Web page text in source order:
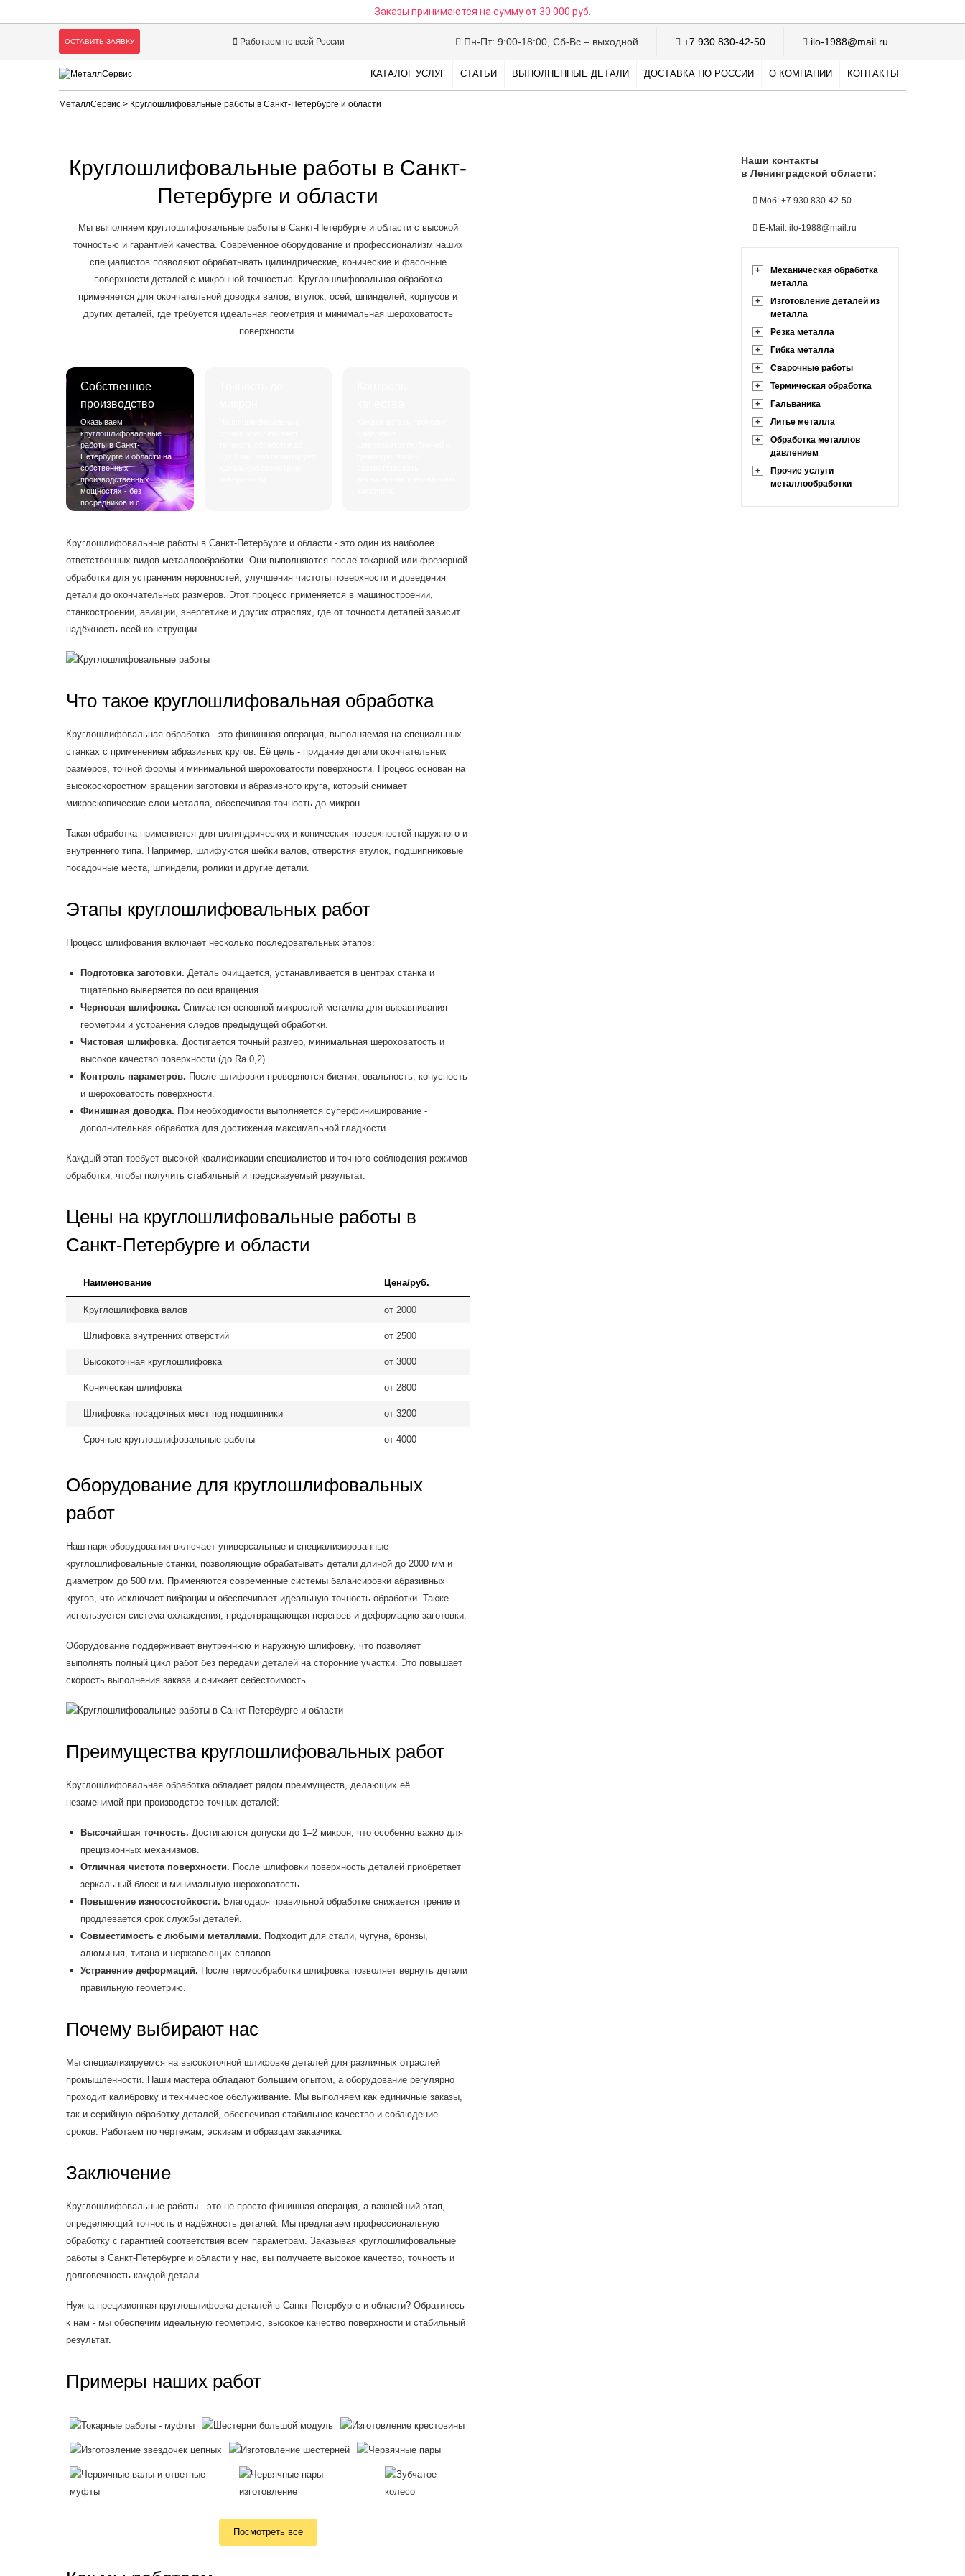
Заказы принимаются на суммуот 30 000 руб.
ОСТАВИТЬ ЗАЯВКУ Работаем по всей России Пн-Пт: 9:00-18:00, Сб-Вс – выходной +7 930 830-42-50 ilo-1988@mail.ru
КАТАЛОГ УСЛУГ СТАТЬИ ВЫПОЛНЕННЫЕ ДЕТАЛИ ДОСТАВКА ПО РОССИИ О КОМПАНИИ КОНТАКТЫ
МеталлСервис > Круглошлифовальные работы в Санкт-Петербурге и области
Круглошлифовальные работы в Санкт-
Петербурге и области
Мы выполняем круглошлифовальные работы в Санкт-Петербурге и области с высокой
точностью и гарантией качества. Современное оборудование и профессионализм наших
специалистов позволяют обрабатывать цилиндрические, конические и фасонные
поверхности деталей с микронной точностью. Круглошлифовальная обработка
применяется для окончательной доводки валов, втулок, осей, шпинделей, корпусов и
других деталей, где требуется идеальная геометрия и минимальная шероховатость
поверхности.
Собственное
производство
Оказываем
круглошлифовальные
работы в Санкт-
Петербурге и области на
собственных
производственных
мощностях - без
посредников и с
контролем качества на
Круглошлифовальные работы в Санкт-Петербурге и области - это один из наиболее
ответственных видов металлообработки. Они выполняются после токарной или фрезерной
обработки для устранения неровностей, улучшения чистоты поверхности и доведения
детали до окончательных размеров. Этот процесс применяется в машиностроении,
станкостроении, авиации, энергетике и других отраслях, где от точности деталей зависит
надёжность всей конструкции.
Что такое круглошлифовальная обработка
Круглошлифовальная обработка - это финишная операция, выполняемая на специальных
станках с применением абразивных кругов. Её цель - придание детали окончательных
размеров, точной формы и минимальной шероховатости поверхности. Процесс основан на
высокоскоростном вращении заготовки и абразивного круга, который снимает
микроскопические слои металла, обеспечивая точность до микрон.
Такая обработка применяется для цилиндрических и конических поверхностей наружного и
внутреннего типа. Например, шлифуются шейки валов, отверстия втулок, подшипниковые
посадочные места, шпиндели, ролики и другие детали.
Этапы круглошлифовальных работ
Процесс шлифования включает несколько последовательных этапов:
Подготовка заготовки. Деталь очищается, устанавливается в центрах станка и
тщательно выверяется по оси вращения.
Черновая шлифовка. Снимается основной микрослой металла для выравнивания
геометрии и устранения следов предыдущей обработки.
Чистовая шлифовка. Достигается точный размер, минимальная шероховатость и
высокое качество поверхности (до Ra 0,2).
Контроль параметров. После шлифовки проверяются биения, овальность, конусность
и шероховатость поверхности.
Финишная доводка. При необходимости выполняется суперфиниширование -
дополнительная обработка для достижения максимальной гладкости.
Каждый этап требует высокой квалификации специалистов и точного соблюдения режимов
обработки, чтобы получить стабильный и предсказуемый результат.
Цены на круглошлифовальные работы в
Санкт-Петербурге и области
Наименование Цена/руб.
Круглошлифовка валов от 2000
Шлифовка внутренних отверстий от 2500
Высокоточная круглошлифовка от 3000
Коническая шлифовка от 2800
Шлифовка посадочных мест под подшипники от 3200
Срочные круглошлифовальные работы от 4000
Оборудование для круглошлифовальных
работ
Наш парк оборудования включает универсальные и специализированные
круглошлифовальные станки, позволяющие обрабатывать детали длиной до 2000 мм и
диаметром до 500 мм. Применяются современные системы балансировки абразивных
кругов, что исключает вибрации и обеспечивает идеальную точность обработки. Также
используется система охлаждения, предотвращающая перегрев и деформацию заготовки.
Оборудование поддерживает внутреннюю и наружную шлифовку, что позволяет
выполнять полный цикл работ без передачи деталей на сторонние участки. Это повышает
скорость выполнения заказа и снижает себестоимость.
Преимущества круглошлифовальных работ
Круглошлифовальная обработка обладает рядом преимуществ, делающих её
незаменимой при производстве точных деталей:
Высочайшая точность. Достигаются допуски до 1–2 микрон, что особенно важно для
прецизионных механизмов.
Отличная чистота поверхности. После шлифовки поверхность деталей приобретает
зеркальный блеск и минимальную шероховатость.
Повышение износостойкости. Благодаря правильной обработке снижается трение и
продлевается срок службы деталей.
Совместимость с любыми металлами. Подходит для стали, чугуна, бронзы,
алюминия, титана и нержавеющих сплавов.
Устранение деформаций. После термообработки шлифовка позволяет вернуть детали
правильную геометрию.
Почему выбирают нас
Мы специализируемся на высокоточной шлифовке деталей для различных отраслей
промышленности. Наши мастера обладают большим опытом, а оборудование регулярно
проходит калибровку и техническое обслуживание. Мы выполняем как единичные заказы,
так и серийную обработку деталей, обеспечивая стабильное качество и соблюдение
сроков. Работаем по чертежам, эскизам и образцам заказчика.
Заключение
Круглошлифовальные работы - это не просто финишная операция, а важнейший этап,
определяющий точность и надёжность деталей. Мы предлагаем профессиональную
обработку с гарантией соответствия всем параметрам. Заказывая круглошлифовальные
работы в Санкт-Петербурге и области у нас, вы получаете высокое качество, точность и
долговечность каждой детали.
Нужна прецизионная круглошлифовка деталей в Санкт-Петербурге и области? Обратитесь
к нам - мы обеспечим идеальную геометрию, высокое качество поверхности и стабильный
результат.
Примеры наших работ
Посмотреть все
Наши контакты
в Ленинградской области:
Моб: +7 930 830-42-50
E-Mail: ilo-1988@mail.ru
+
Механическая обработка
металла
+
Изготовление деталей из
металла
+
Резка металла
+
Гибка металла
+
Сварочные работы
+
Термическая обработка
+
Гальваника
+
Литье металла
+
Обработка металлов
давлением
+
Прочие услуги
металлообработки